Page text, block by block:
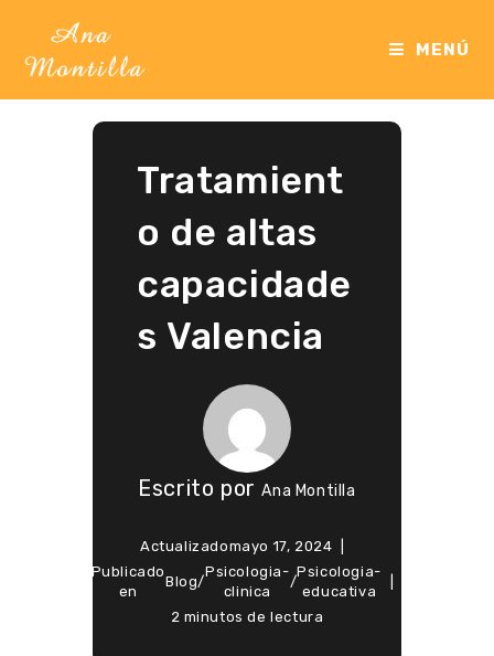
contenido
MENÚ
Tratamient
o de altas
capacidade
s Valencia
Escrito porAna Montilla
Actualizadomayo 17, 2024
Publicado
en
Blog/
Psicologia-
clinica
/
Psicologia-
educativa
2 minutos de lectura